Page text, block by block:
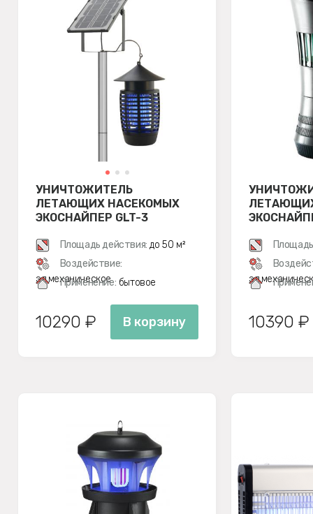
УНИЧТОЖИТЕЛЬ
ЛЕТАЮЩИХ НАСЕКОМЫХ
ЭКОСНАЙПЕР GLT-3
Площадь действия: до 50 м²
Воздействие:
эл.механическое
Применение: бытовое
10290 ₽ В корзину 10390 ₽